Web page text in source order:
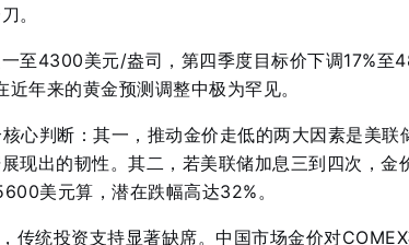
。
至4300美元/盎司，第四季度目标价下调17%至
年来的黄金预测调整中极为罕见。
心判断：其一，推动金价走低的两大因素是美联
现出的韧性。其二，若美联储加息三到四次，金
美元算，潜在跌幅高达32%。
传统投资支持显著缺席。中国市场金价对